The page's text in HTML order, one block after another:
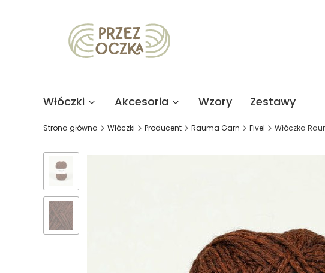
Włóczki Akcesoria Wzory Zestawy
Strona główna Włóczki Producent Rauma Garn Fivel Włóczka